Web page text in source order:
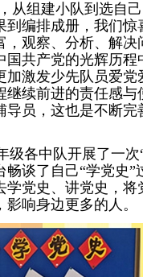
从组建小队到选自
编排成册，我们惊
观察、分析、解
共产党的光辉历
加激发少先队员爱
继续前进的责任感
导员，这也是不断
级各中队开展了一
谈了自己“学党史”
党史、讲党史，
响身边更多的人。